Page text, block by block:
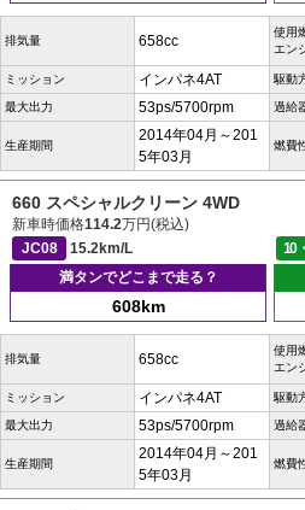
排気量 658cc
使用
エン
ミッション インパネ4AT 駆動
最大出力 53ps/5700rpm 過給
生産期間
2014年04月～201
5年03月
燃費
660 スペシャルクリーン 4WD
新車時価格114.2万円(税込)
JC08
15.2km/L 10
満タンでどこまで走る？
608km
排気量 658cc
使用
エン
ミッション インパネ4AT 駆動
最大出力 53ps/5700rpm 過給
生産期間
2014年04月～201
5年03月
燃費